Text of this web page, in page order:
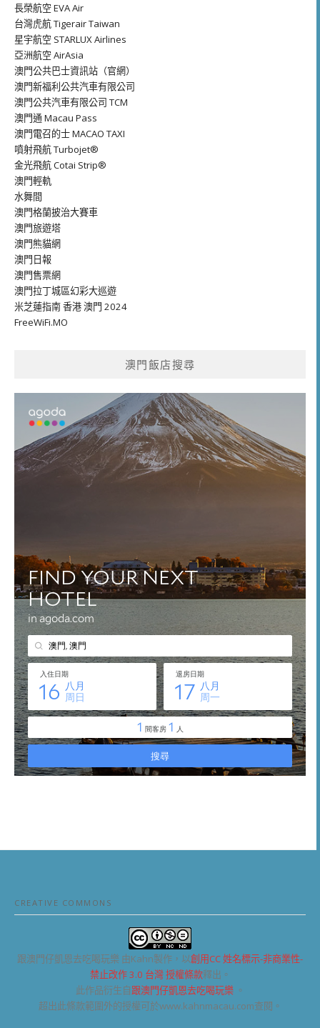
長榮航空 EVA Air
台灣虎航 Tigerair Taiwan
星宇航空 STARLUX Airlines
亞洲航空 AirAsia
澳門公共巴士資訊站（官網）
澳門新福利公共汽車有限公司
澳門公共汽車有限公司 TCM
澳門通 Macau Pass
澳門電召的士 MACAO TAXI
噴射飛航 Turbojet®
金光飛航 Cotai Strip®
澳門輕軌
水舞間
澳門格蘭披治大賽車
澳門旅遊塔
澳門熊貓網
澳門日報
澳門售票網
澳門拉丁城區幻彩大巡遊
米芝蓮指南 香港 澳門 2024
FreeWiFi.MO
澳門飯店搜尋
CREATIVE COMMONS
跟澳門仔凱恩去吃喝玩樂 由Kahn製作，以創用CC 姓名標示-非商業性-
禁止改作 3.0 台灣 授權條款釋出。
此作品衍生自跟澳門仔凱恩去吃喝玩樂 。
超出此條款範圍外的授權可於www.kahnmacau.com查閱。